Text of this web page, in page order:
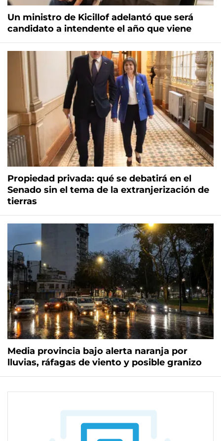
Un ministro de Kicillof adelantó que será
candidato a intendente el año que viene
Propiedad privada: qué se debatirá en el
Senado sin el tema de la extranjerización de
tierras
Media provincia bajo alerta naranja por
lluvias, ráfagas de viento y posible granizo